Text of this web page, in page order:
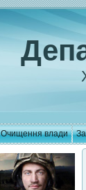
Очищення влади